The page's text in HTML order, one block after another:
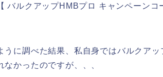
バルクアップHMBプロ キャンペーン
うに調べた結果、私自身ではバルクア
なかったのですが、、、